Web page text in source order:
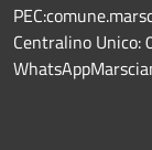
Centralino Unico: